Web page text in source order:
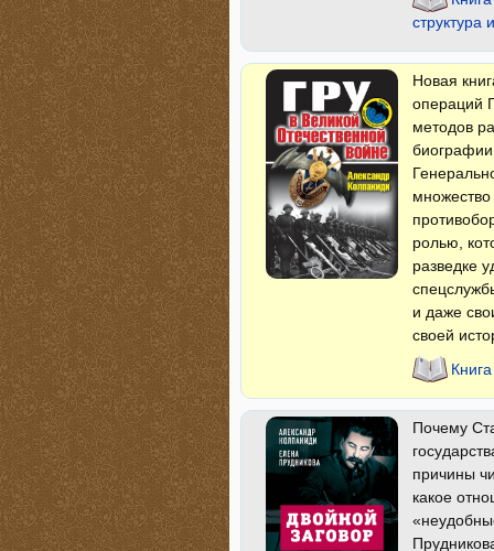
структура
Новая
операций
методов
биографии
множество
ролью,
разведке
и даже
своей
Почему
причины
какое